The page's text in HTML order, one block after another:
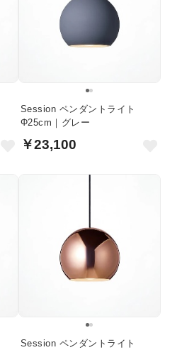
Session ペンダントライト
Φ25cm｜グレー
￥23,100
Session ペンダントライト